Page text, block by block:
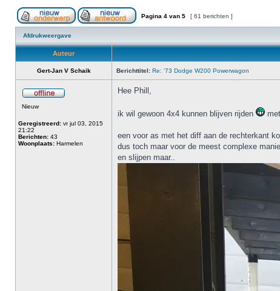
Pagina 4 van 5 [ 61 berichten ]
Afdrukweergave
Auteur
Gert-Jan V Schaik Berichttitel: Re: '73 Dodge W200 Powerwagon
Nieuw
Geregistreerd: vr jul 03, 2015
21:22
Berichten: 43
Woonplaats: Harmelen
Hee Phill,
ik wil gewoon 4x4 kunnen blijven rijden
een voor as met het diff aan de rechterkant
dus toch maar voor de meest complexe
en slijpen maar..